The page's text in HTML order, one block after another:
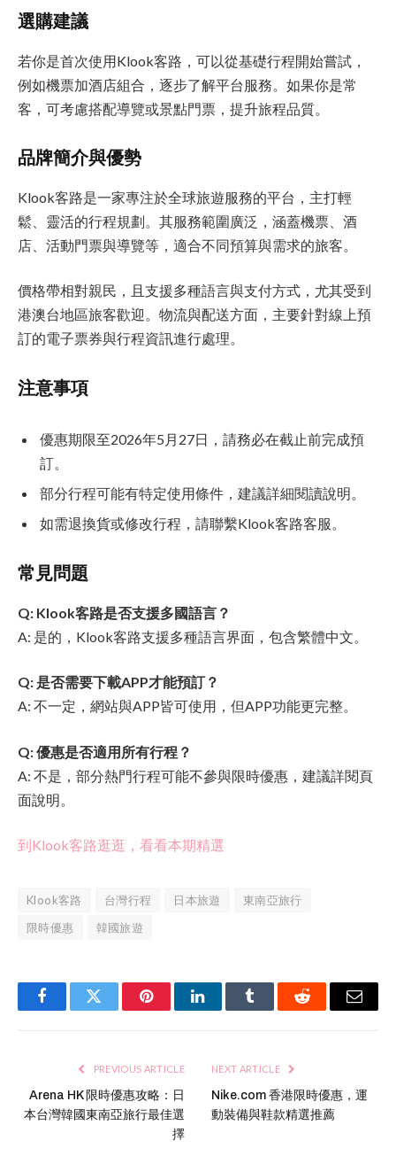
選購建議
若你是首次使用Klook客路，可以從基礎行程開始嘗試，
例如機票加酒店組合，逐步了解平台服務。如果你是常
客，可考慮搭配導覽或景點門票，提升旅程品質。
品牌簡介與優勢
Klook客路是一家專注於全球旅遊服務的平台，主打輕
鬆、靈活的行程規劃。其服務範圍廣泛，涵蓋機票、酒
店、活動門票與導覽等，適合不同預算與需求的旅客。
價格帶相對親民，且支援多種語言與支付方式，尤其受到
港澳台地區旅客歡迎。物流與配送方面，主要針對線上預
訂的電子票券與行程資訊進行處理。
注意事項
優惠期限至2026年5月27日，請務必在截止前完成預
訂。
部分行程可能有特定使用條件，建議詳細閱讀說明。
如需退換貨或修改行程，請聯繫Klook客路客服。
常見問題
Q: Klook客路是否支援多國語言？
A: 是的，Klook客路支援多種語言界面，包含繁體中文。
Q: 是否需要下載APP才能預訂？
A: 不一定，網站與APP皆可使用，但APP功能更完整。
Q: 優惠是否適用所有行程？
A: 不是，部分熱門行程可能不參與限時優惠，建議詳閱頁
面說明。
到Klook客路逛逛，看看本期精選
Klook客路 台灣行程 日本旅遊
東南亞旅行
限時優惠
韓國旅遊
FacebookTwitter PinterestLinkedInTumblr Reddit Email
PREVIOUS ARTICLE
Arena HK 限時優惠攻略：日
本台灣韓國東南亞旅行最佳選
擇
NEXT ARTICLE
Nike.com 香港限時優惠，運
動裝備與鞋款精選推薦